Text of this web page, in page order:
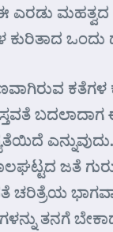
ಎರಡು ಮಹತ್ವದ
ಕುರಿತಾದ ಒಂದು
ಕತೆಗಳ
ಬದಲಾದಾಗ
ಜತೆ
ಚರಿತ್ರೆಯ
ತನಗೆ